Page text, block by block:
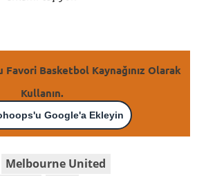
Favori Basketbol Kaynağınız Olarak
Kullanın.
Google'a Ekleyin
Melbourne United